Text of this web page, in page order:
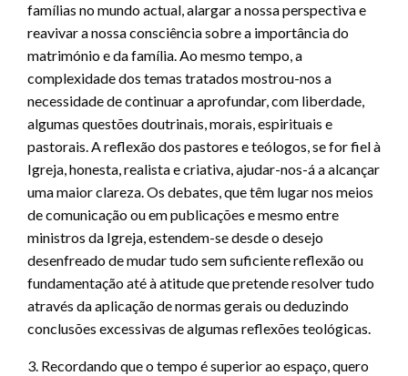
famílias no mundo actual, alargar a nossa perspectiva e
reavivar a nossa consciência sobre a importância do
matrimónio e da família. Ao mesmo tempo, a
complexidade dos temas tratados mostrou-nos a
necessidade de continuar a aprofundar, com liberdade,
algumas questões doutrinais, morais, espirituais e
pastorais. A reflexão dos pastores e teólogos, se for fiel à
Igreja, honesta, realista e criativa, ajudar-nos-á a alcançar
uma maior clareza. Os debates, que têm lugar nos meios
de comunicação ou em publicações e mesmo entre
ministros da Igreja, estendem-se desde o desejo
desenfreado de mudar tudo sem suficiente reflexão ou
fundamentação até à atitude que pretende resolver tudo
através da aplicação de normas gerais ou deduzindo
conclusões excessivas de algumas reflexões teológicas.
3. Recordando que o tempo é superior ao espaço, quero